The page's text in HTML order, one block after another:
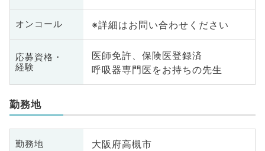
オンコール ※詳細はお問い合わせください
応募資格・
経験
医師免許、保険医登録済
呼吸器専門医をお持ちの先生
勤務地
勤務地 大阪府高槻市